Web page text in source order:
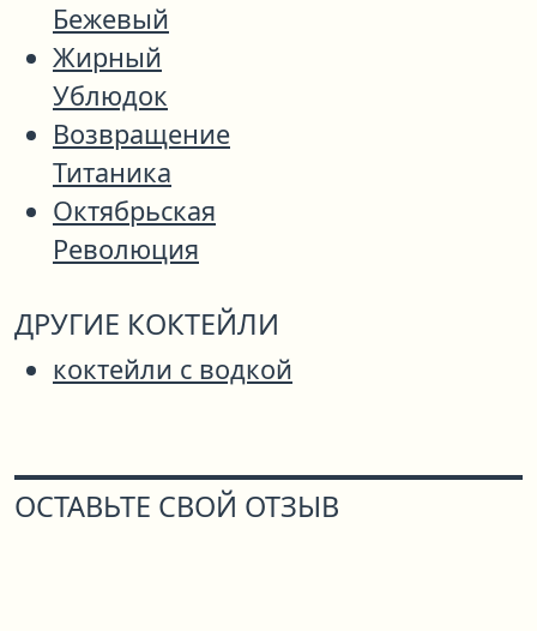
Бежевый
Жирный
Ублюдок
Возвращение
Титаника
Октябрьская
Революция
ДРУГИЕ КОКТЕЙЛИ
коктейли с водкой
ОСТАВЬТЕ СВОЙ ОТЗЫВ